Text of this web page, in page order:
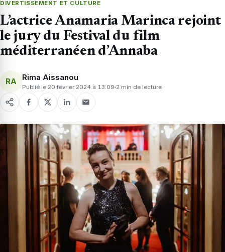
DIVERTISSEMENT ET CULTURE
L’actrice Anamaria Marinca rejoint
le jury du Festival du film
méditerranéen d’Annaba
RA Rima Aissanou
Publié le 20 février 2024 à 13:09 2 min de lecture